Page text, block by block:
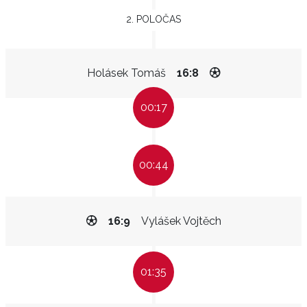
2. POLOČAS
Holásek Tomáš 16:8
00:17
00:44
Vylášek Vojtěch
16:9
01:35